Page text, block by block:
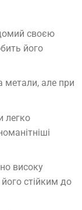
своєю
його
метали, але при
легко
високу
стійким до